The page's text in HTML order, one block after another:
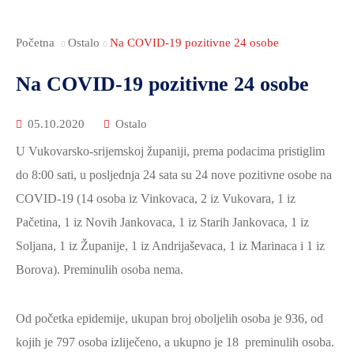
Početna Ostalo Na COVID-19 pozitivne 24 osobe
Na COVID-19 pozitivne 24 osobe
05.10.2020 Ostalo
U Vukovarsko-srijemskoj županiji, prema podacima pristiglim
do 8:00 sati, u posljednja 24 sata su 24 nove pozitivne osobe na
COVID-19 (14 osoba iz Vinkovaca, 2 iz Vukovara, 1 iz
Pačetina, 1 iz Novih Jankovaca, 1 iz Starih Jankovaca, 1 iz
Soljana, 1 iz Županije, 1 iz Andrijaševaca, 1 iz Marinaca i 1 iz
Borova). Preminulih osoba nema.
Od početka epidemije, ukupan broj oboljelih osoba je 936, od
kojih je 797 osoba izliječeno, a ukupno je 18 preminulih osoba.